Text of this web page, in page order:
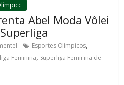
Abel Moda Vôlei
Esportes Olímpicos,
Feminina, Superliga Feminina de